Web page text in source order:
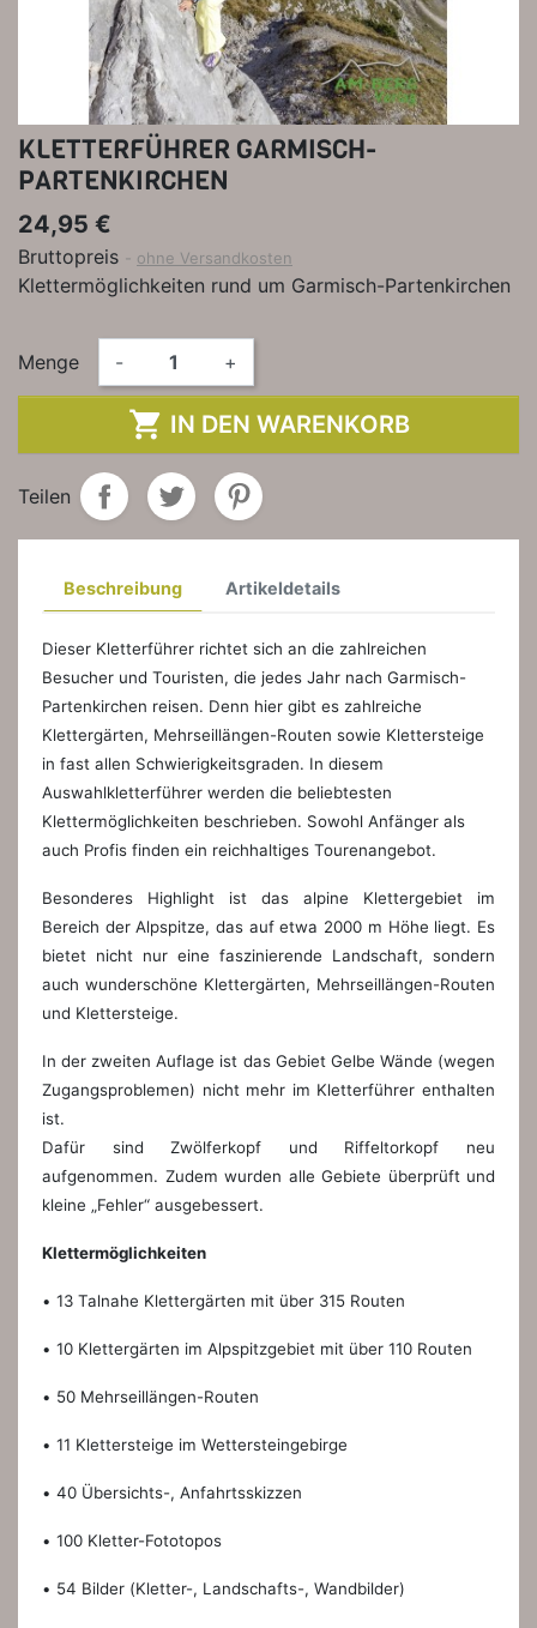
KLETTERFÜHRER GARMISCH-
PARTENKIRCHEN
24,95 €
Bruttopreis ohne Versandkosten
Klettermöglichkeiten rund um Garmisch-Partenkirchen
Menge - +
 IN DEN WARENKORB
Teilen
Beschreibung Artikeldetails
Dieser Kletterführer richtet sich an die zahlreichen
Besucher und Touristen, die jedes Jahr nach Garmisch-
Partenkirchen reisen. Denn hier gibt es zahlreiche
Klettergärten, Mehrseillängen-Routen sowie Klettersteige
in fast allen Schwierigkeitsgraden. In diesem
Auswahlkletterführer werden die beliebtesten
Klettermöglichkeiten beschrieben. Sowohl Anfänger als
auch Profis finden ein reichhaltiges Tourenangebot.
Besonderes Highlight ist das alpine Klettergebiet im
Bereich der Alpspitze, das auf etwa 2000 m Höhe liegt. Es
bietet nicht nur eine faszinierende Landschaft, sondern
auch wunderschöne Klettergärten, Mehrseillängen-Routen
und Klettersteige.
In der zweiten Auflage ist das Gebiet Gelbe Wände (wegen
Zugangsproblemen) nicht mehr im Kletterführer enthalten
ist.
Dafür sind Zwölferkopf und Riffeltorkopf neu
aufgenommen. Zudem wurden alle Gebiete überprüft und
kleine „Fehler“ ausgebessert.
Klettermöglichkeiten
• 13 Talnahe Klettergärten mit über 315 Routen
• 10 Klettergärten im Alpspitzgebiet mit über 110 Routen
• 50 Mehrseillängen-Routen
• 11 Klettersteige im Wettersteingebirge
• 40 Übersichts-, Anfahrtsskizzen
• 100 Kletter-Fototopos
• 54 Bilder (Kletter-, Landschafts-, Wandbilder)